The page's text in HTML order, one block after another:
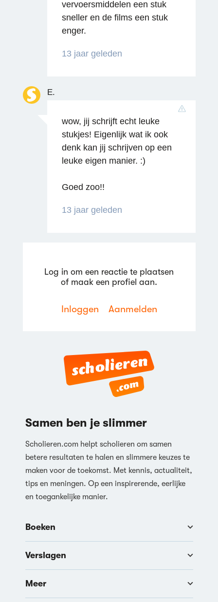
vervoersmiddelen een stuk
sneller en de films een stuk
enger.
13 jaar geleden
E.
wow, jij schrijft echt leuke
stukjes! Eigenlijk wat ik ook
denk kan jij schrijven op een
leuke eigen manier. :)
Goed zoo!!
13 jaar geleden
Reageren
Log in om een reactie te plaatsen
of maak een profiel aan.
Inloggen Aanmelden
Samen ben je slimmer
Scholieren.com helpt scholieren om samen
betere resultaten te halen en slimmere keuzes te
maken voor de toekomst. Met kennis, actualiteit,
tips en meningen. Op een inspirerende, eerlijke
en toegankelijke manier.
Boeken
Verslagen
Meer